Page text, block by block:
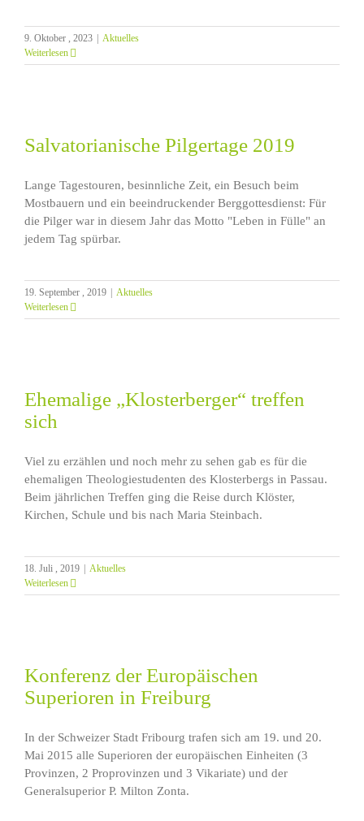
9. Oktober , 2023 | Aktuelles
Weiterlesen
Salvatorianische Pilgertage 2019
Lange Tagestouren, besinnliche Zeit, ein Besuch beim
Mostbauern und ein beeindruckender Berggottesdienst: Für
die Pilger war in diesem Jahr das Motto "Leben in Fülle" an
jedem Tag spürbar.
19. September , 2019 | Aktuelles
Weiterlesen
Ehemalige „Klosterberger“ treffen
sich
Viel zu erzählen und noch mehr zu sehen gab es für die
ehemaligen Theologiestudenten des Klosterbergs in Passau.
Beim jährlichen Treffen ging die Reise durch Klöster,
Kirchen, Schule und bis nach Maria Steinbach.
18. Juli , 2019 | Aktuelles
Weiterlesen
Konferenz der Europäischen
Superioren in Freiburg
In der Schweizer Stadt Fribourg trafen sich am 19. und 20.
Mai 2015 alle Superioren der europäischen Einheiten (3
Provinzen, 2 Proprovinzen und 3 Vikariate) und der
Generalsuperior P. Milton Zonta.